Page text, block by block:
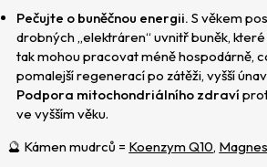
Pečujte o buněčnou energii. S věkem
drobných „elektráren“ uvnitř buněk,
tak mohou pracovat méně hospodárně,
pomalejší regenerací po zátěži, vyšší
Podpora mitochondriálního zdraví
ve vyšším věku.
🔮 Kámen mudrců = Koenzym Q10,